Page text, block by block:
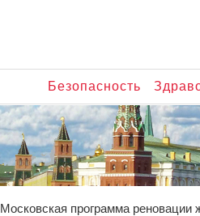
Безопасность
Московская программа реновации